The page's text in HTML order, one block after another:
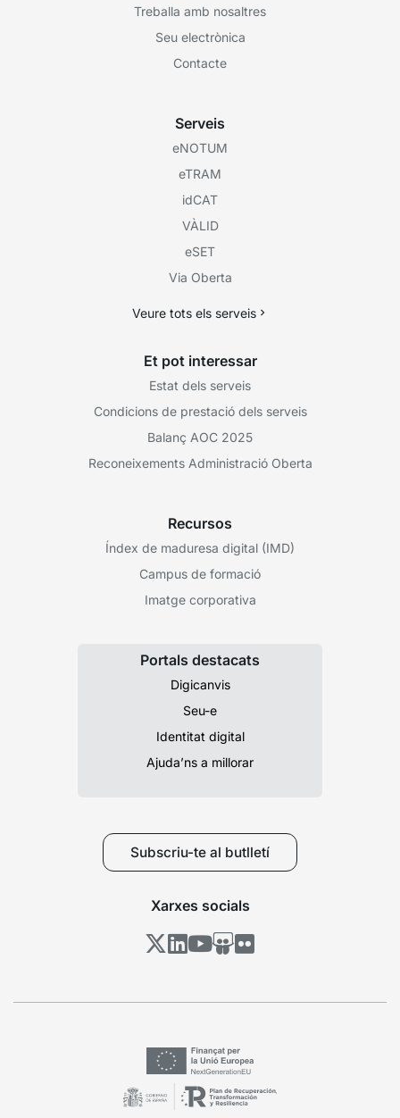
Treballa amb nosaltres
Seu electrònica
Contacte
Serveis
eNOTUM
eTRAM
idCAT
VÀLID
eSET
Via Oberta
Veure tots els serveis
Et pot interessar
Estat dels serveis
Condicions de prestació dels serveis
Balanç AOC 2025
Reconeixements Administració Oberta
Recursos
Índex de maduresa digital (IMD)
Campus de formació
Imatge corporativa
Portals destacats
Digicanvis
Seu-e
Identitat digital
Ajuda’ns a millorar
Subscriu-te al butlletí
Xarxes socials